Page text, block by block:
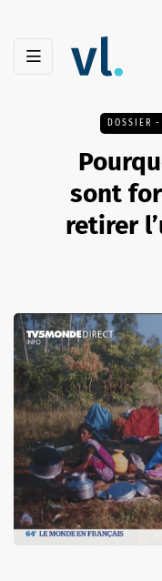
DOSSIER -
sont
retirer